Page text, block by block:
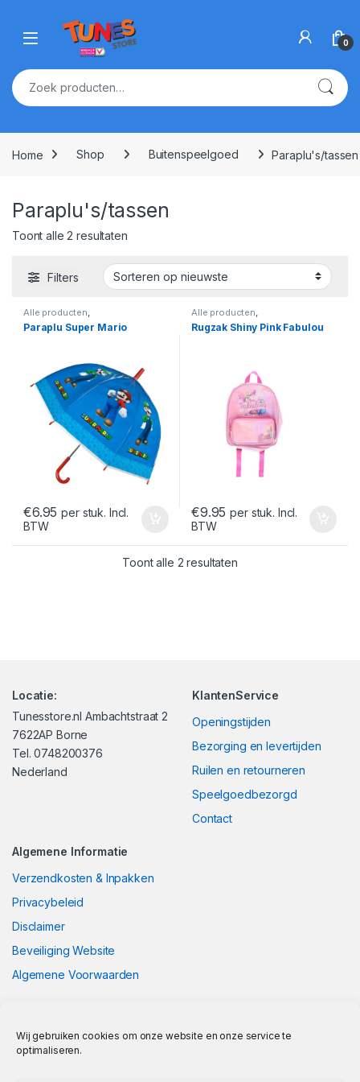
Wij gebruiken cookies om onze website en onze service te
optimaliseren.
Open 0
Zoeken naar:
Home Shop Buitenspeelgoed Paraplu's/tassen
Paraplu's/tassen
Toont alle 2 resultatenGesorteerd op nieuwste
Filters
Alle producten,
Buitenspeelgoed,
Paraplu's/tassen,Super Mario
Paraplu Super Mario
€6.95 per stuk. Incl.
BTW
Alle producten,
Buitenspeelgoed,
Paraplu's/tassen
Rugzak Shiny Pink Fabulou
€9.95 per stuk. Incl.
BTW
Toont alle 2 resultatenGesorteerd op
Locatie:
Tunesstore.nl Ambachtstraat 2
7622AP Borne
Tel. 0748200376
Nederland
KlantenService
Openingstijden
Bezorging en levertijden
Ruilen en retourneren
Speelgoedbezorgd
Contact
Algemene Informatie
Verzendkosten & Inpakken
Privacybeleid
Disclaimer
Beveiliging Website
Algemene Voorwaarden